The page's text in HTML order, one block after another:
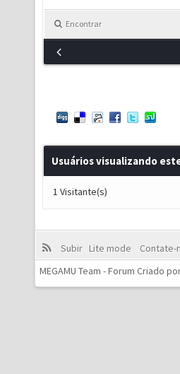
Encontrar
Usuários visualizando
1 Visitante(s)
Subir Lite mode
Contate-
MEGAMU Team - Forum Criado